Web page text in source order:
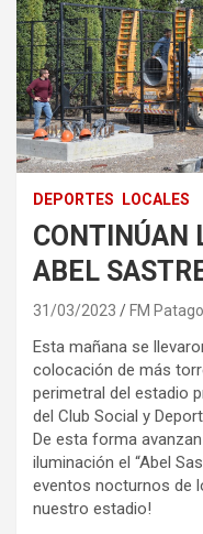
DEPORTES LOCALES
CONTINÚAN
ABEL
31/03/2023 FM
Esta mañana se
colocación de más
perimetral del estadio
del Club Social y
De esta forma
iluminación el “Abel
eventos nocturnos de
nuestro estadio!